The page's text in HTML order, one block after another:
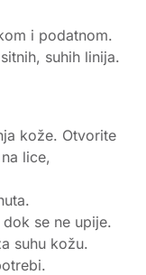
i podatnom.
suhih linija.
kože. Otvorite
lice,
se ne upije.
suhu kožu.